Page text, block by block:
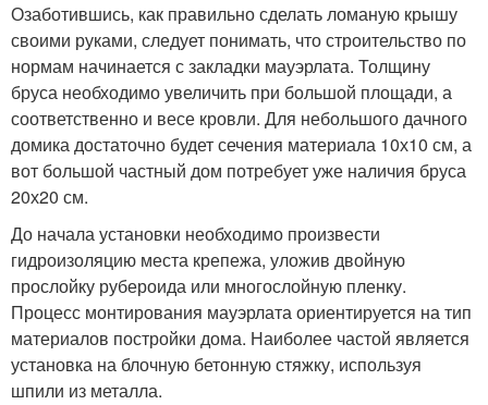
Озаботившись, как правильно сделать ломаную крышу
своими руками, следует понимать, что строительство по
нормам начинается с закладки мауэрлата. Толщину
бруса необходимо увеличить при большой площади, а
соответственно и весе кровли. Для небольшого дачного
домика достаточно будет сечения материала 10х10 см, а
вот большой частный дом потребует уже наличия бруса
20х20 см.
До начала установки необходимо произвести
гидроизоляцию места крепежа, уложив двойную
прослойку рубероида или многослойную пленку.
Процесс монтирования мауэрлата ориентируется на тип
материалов постройки дома. Наиболее частой является
установка на блочную бетонную стяжку, используя
шпили из металла.